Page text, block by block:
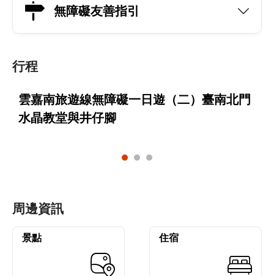
無障礙友善指引
行程
雲嘉南旅遊線無障礙一日遊（二）臺南北門
水晶教堂與井仔腳
周邊資訊
景點 住宿